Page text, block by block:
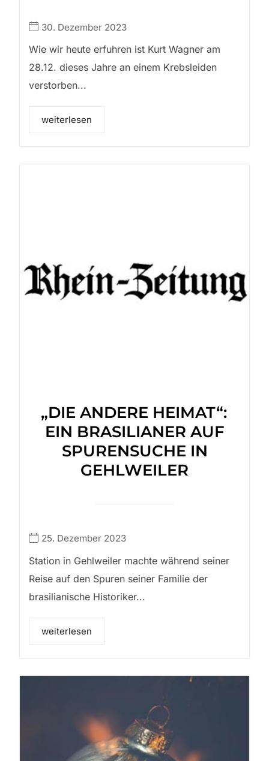
30. Dezember 2023
Wie wir heute erfuhren ist Kurt Wagner am
28.12. dieses Jahre an einem Krebsleiden
verstorben...
weiterlesen
„DIE ANDERE HEIMAT“:
EIN BRASILIANER AUF
SPURENSUCHE IN
GEHLWEILER
25. Dezember 2023
Station in Gehlweiler machte während seiner
Reise auf den Spuren seiner Familie der
brasilianische Historiker...
weiterlesen